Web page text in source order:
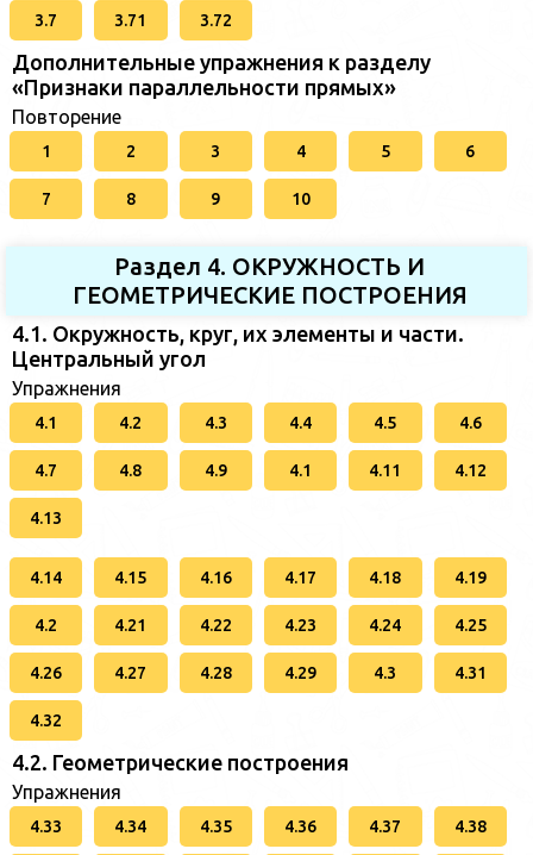
3.7 3.71 3.72
Дополнительные упражнения к разделу
«Признаки параллельности прямых»
Повторение
1 2 3 4 5 6
7 8 9 10
Раздел 4. ОКРУЖНОСТЬ И
ГЕОМЕТРИЧЕСКИЕ ПОСТРОЕНИЯ
4.1. Окружность, круг, их элементы и части.
Центральный угол
Упражнения
4.1 4.2 4.3 4.4 4.5 4.6
4.7 4.8 4.9 4.1 4.11 4.12
4.13
4.14 4.15 4.16 4.17 4.18 4.19
4.2 4.21 4.22 4.23 4.24 4.25
4.26 4.27 4.28 4.29 4.3 4.31
4.32
4.2. Геометрические построения
Упражнения
4.33 4.34 4.35 4.36 4.37 4.38